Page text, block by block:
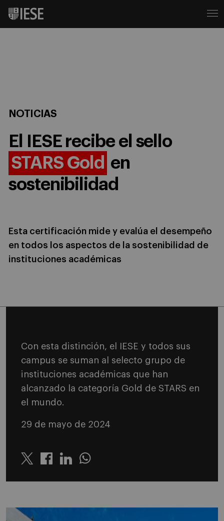
NOTICIAS
El IESE recibe el sello
STARS Gold en
sostenibilidad
Esta certificación mide y evalúa el desempeño
en todos los aspectos de la sostenibilidad de
instituciones académicas
Con esta distinción, el IESE y todos sus
campus se suman al selecto grupo de
instituciones académicas que han
alcanzado la categoría Gold de STARS en
el mundo.
29 de mayo de 2024
Twitter LinkedinWhatsapp